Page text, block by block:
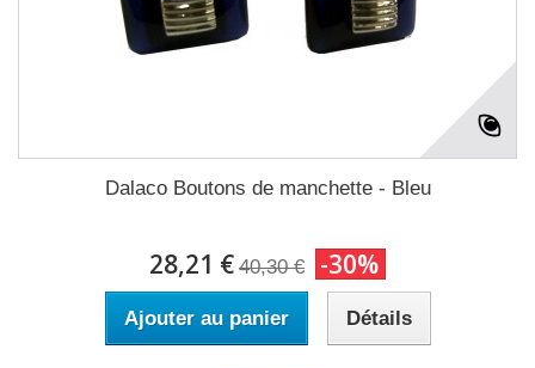
Dalaco Boutons de manchette - Bleu
28,21 € 40,30 € -30%
Ajouter au panier Détails